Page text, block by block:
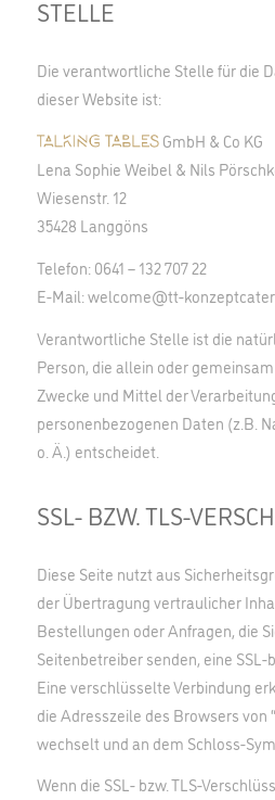
STELLE
Die verantwortliche Stelle für die
dieser Website ist:
GmbH & Co KG
Lena Sophie Weibel & Nils
Wiesenstr. 12
35428 Langgöns
Telefon: 0641 – 132 707 22
E-Mail:welcome@tt-
Verantwortliche Stelle ist die
Person, die allein oder
Zwecke und Mittel der
personenbezogenen Daten (z.B.
o. Ä.) entscheidet.
SSL- BZW. TLS-
Diese Seite nutzt aus
der Übertragung vertraulicher
Bestellungen oder Anfragen, die
Seitenbetreiber senden, eine SSL-
Eine verschlüsselte Verbindung
die Adresszeile des Browsers von
wechselt und an dem Schloss-
Wenn die SSL- bzw. TLS-